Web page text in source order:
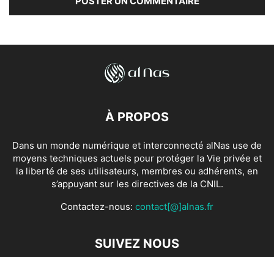
À PROPOS
Dans un monde numérique et interconnecté alNas use de
moyens techniques actuels pour protéger la Vie privée et
la liberté de ses utilisateurs, membres ou adhérents, en
s’appuyant sur les directives de la CNIL.
Contactez-nous: contact[@]alnas.fr
SUIVEZ NOUS